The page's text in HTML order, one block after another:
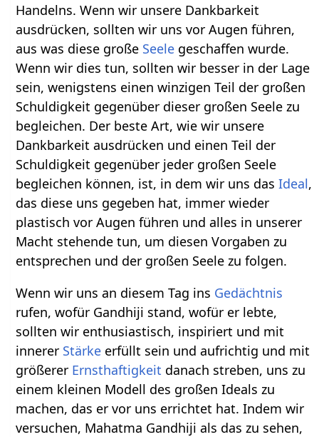
Handelns. Wenn wir unsere Dankbarkeit
ausdrücken, sollten wir uns vor Augen führen,
aus was diese große Seele geschaffen wurde.
Wenn wir dies tun, sollten wir besser in der Lage
sein, wenigstens einen winzigen Teil der großen
Schuldigkeit gegenüber dieser großen Seele zu
begleichen. Der beste Art, wie wir unsere
Dankbarkeit ausdrücken und einen Teil der
Schuldigkeit gegenüber jeder großen Seele
begleichen können, ist, in dem wir uns dasIdeal,
das diese uns gegeben hat, immer wieder
plastisch vor Augen führen und alles in unserer
Macht stehende tun, um diesen Vorgaben zu
entsprechen und der großen Seele zu folgen.
Wenn wir uns an diesem Tag ins Gedächtnis
rufen, wofür Gandhiji stand, wofür er lebte,
sollten wir enthusiastisch, inspiriert und mit
innerer Stärke erfüllt sein und aufrichtig und mit
größerer Ernsthaftigkeit danach streben, uns zu
einem kleinen Modell des großen Ideals zu
machen, das er vor uns errichtet hat. Indem wir
versuchen, Mahatma Gandhiji als das zu sehen,